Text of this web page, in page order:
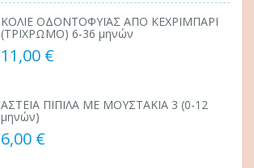
ΚΟΛΙΕ ΟΔΟΝΤΟΦΥΪΑΣ ΑΠΟ ΚΕΧΡΙΜΠΑΡΙ
(ΤΡΙΧΡΩΜΟ) 6-36 μηνών
11,00 €
ΑΣΤΕΙΑ ΠΙΠΙΛΑ ΜΕ ΜΟΥΣΤΑΚΙΑ 3 (0-12
μηνών)
6,00 €